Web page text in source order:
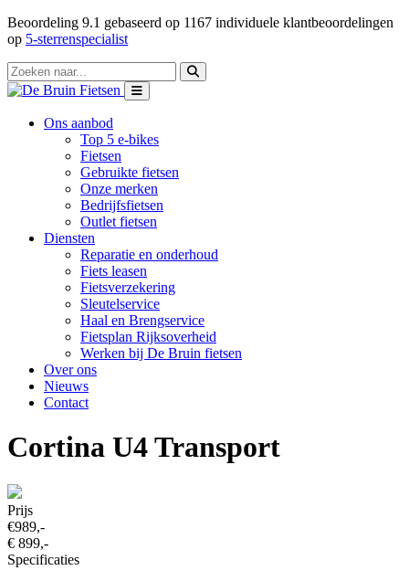
Beoordeling 9.1 gebaseerd op 1167 individuele klantbeoordelingen
op 5-sterrenspecialist
Ons aanbod
Top 5 e-bikes
Fietsen
Gebruikte fietsen
Onze merken
Bedrijfsfietsen
Outlet fietsen
Diensten
Reparatie en onderhoud
Fiets leasen
Fietsverzekering
Sleutelservice
Haal en Brengservice
Fietsplan Rijksoverheid
Werken bij De Bruin fietsen
Over ons
Nieuws
Contact
Cortina U4 Transport
Prijs
€989,-
€ 899,-
Specificaties